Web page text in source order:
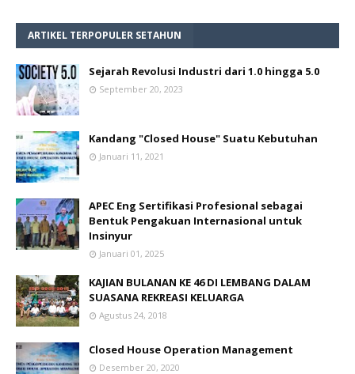
ARTIKEL TERPOPULER SETAHUN
Sejarah Revolusi Industri dari 1.0 hingga 5.0
September 20, 2023
Kandang "Closed House" Suatu Kebutuhan
Januari 11, 2021
APEC Eng Sertifikasi Profesional sebagai
Bentuk Pengakuan Internasional untuk
Insinyur
Januari 01, 2025
KAJIAN BULANAN KE 46 DI LEMBANG DALAM
SUASANA REKREASI KELUARGA
Agustus 24, 2018
Closed House Operation Management
Desember 20, 2020